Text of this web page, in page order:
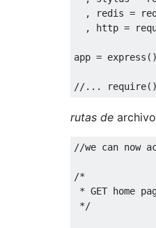
  , redis =
  , http =
app =
//...
rutas de archivo
//we can now
/*
* GET home
*/